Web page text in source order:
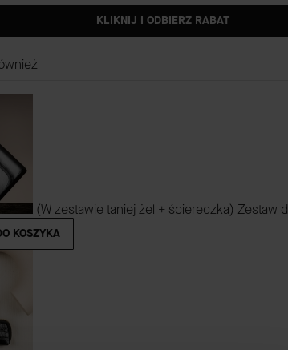
KLIKNIJ I ODBIERZ RABAT
(W zestawie taniej żel + ściereczka) Zestaw
KOSZYKA